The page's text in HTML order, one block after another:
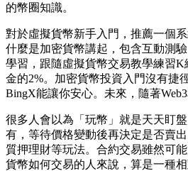
的幣圈知識。
對於虛擬貨幣新手入門，推薦一個
什麼是加密貨幣講起，包含互動測
學習，跟隨虛擬貨幣交易教學練習
金的2%。加密貨幣投資入門沒有捷
BingX能讓你安心。未來，隨著
很多人會以為「玩幣」就是天天盯
有，等待價格變動後再決定是否賣
質押理財等玩法。合約交易雖然可
貨幣如何交易的人來說，算是一種